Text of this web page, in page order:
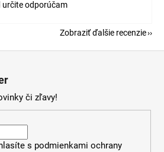
určite odporúčam
Zobraziť ďalšie recenzie
či zľavy!
s podmienkami ochrany